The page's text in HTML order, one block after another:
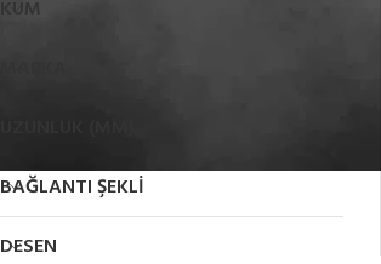
KUM
BAĞLANTI ŞEKLI
DESEN